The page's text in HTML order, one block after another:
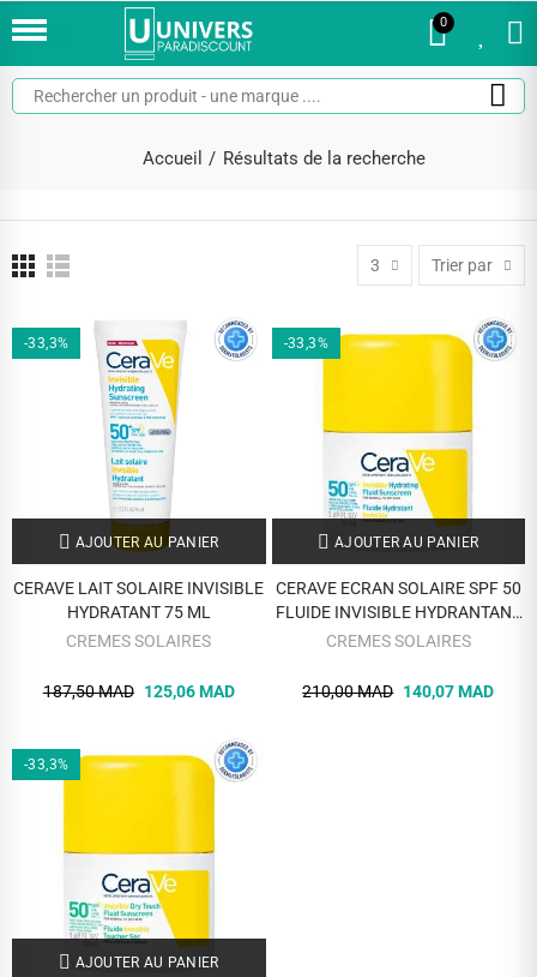
0
Accueil Résultats de la recherche
3 Trier par
-33,3%
AJOUTER AU PANIER
CERAVE LAIT SOLAIRE INVISIBLE
HYDRATANT 75 ML
CREMES SOLAIRES
187,50 MAD 125,06 MAD
-33,3%
AJOUTER AU PANIER
CERAVE ECRAN SOLAIRE SPF 50
FLUIDE INVISIBLE HYDRANTANT
50 ML
CREMES SOLAIRES
210,00 MAD 140,07 MAD
-33,3%
AJOUTER AU PANIER